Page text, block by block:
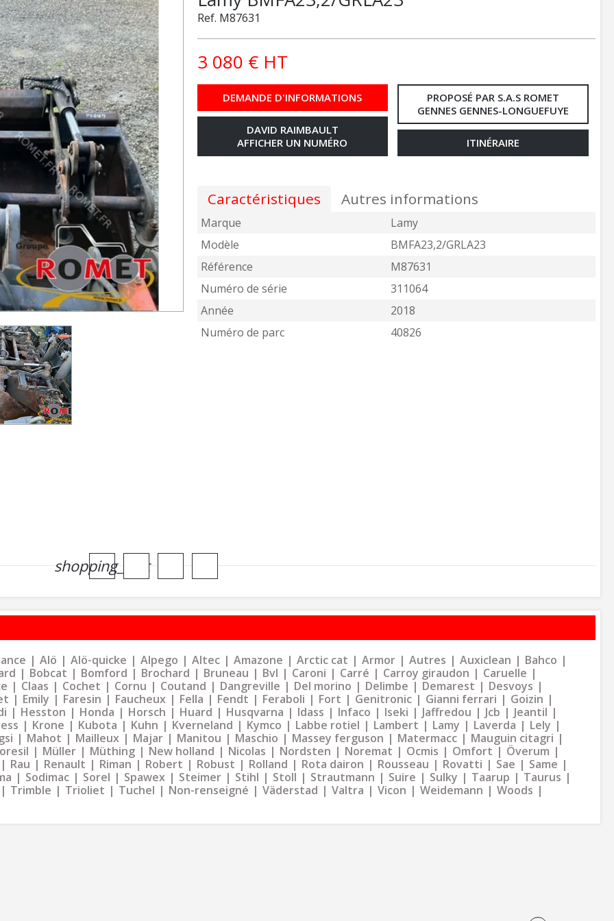
Ref. M87631
3 080 € HT
shopping_cart
Caractéristiques Autres informations
Marque
Lamy
Modèle
BMFA23,2/GRLA23
Référence
M87631
Numéro de série
311064
Année
2018
Numéro de parc
40826
DEMANDE D'INFORMATIONS
DAVID RAIMBAULT
AFFICHER UN NUMÉRO
PROPOSÉ PAR S.A.S ROMET
GENNES GENNES-LONGUEFUYE
ITINÉRAIRE
Alö Alö-quicke Alpego Altec Amazone Arctic cat Armor Autres Auxiclean
Bahco
Bobcat Bomford Brochard Bruneau Bvl Caroni Carré Carroy giraudon
Caruelle
Claas Cochet Cornu Coutand Dangreville Del morino Delimbe Demarest
Desvoys
Emily Faresin Faucheux Fella Fendt Feraboli Fort Genitronic Gianni ferrari
Goizin
Hesston Honda Horsch Huard Husqvarna Idass Infaco Iseki Jaffredou Jcb
Jeantil
Krone Kubota Kuhn Kverneland Kymco Labbe rotiel Lambert Lamy Laverda
Lely
Mahot Mailleux Majar Manitou Maschio Massey ferguson Matermacc
Mauguin citagri
Müller Müthing New holland Nicolas Nordsten Noremat Ocmis Omfort
Överum
Rau
Renault Riman Robert Robust Rolland Rota dairon Rousseau Rovatti Sae
Same
Sodimac Sorel Spawex Steimer Stihl Stoll Strautmann Suire Sulky Taarup
Taurus
Trimble
Trioliet Tuchel Non-renseigné Väderstad Valtra Vicon Weidemann Woods